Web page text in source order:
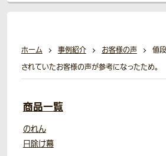
ホーム 事例紹介 お客様の声
値
されていたお客様の声が参考になったため。
商品一覧
のれん
日除け幕